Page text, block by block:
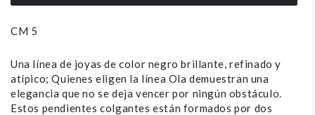
CM 5
Una línea de joyas de color negro brillante, refinado y
atípico; Quienes eligen la línea Ola demuestran una
elegancia que no se deja vencer por ningún obstáculo.
Estos pendientes colgantes están formados por dos